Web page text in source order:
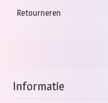
Retourneren
Informatie